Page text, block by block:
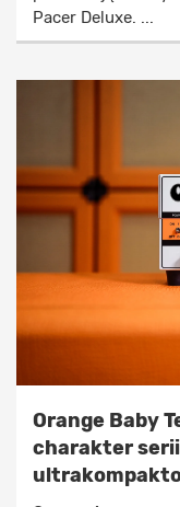
Pacer Deluxe. ...
Orange Baby
charakter